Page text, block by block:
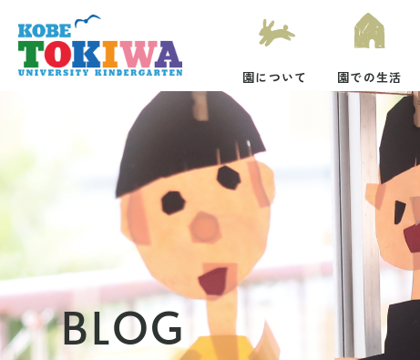
園について 園での生活
BLOG